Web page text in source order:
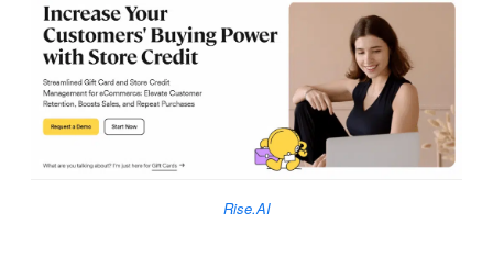
Rise.AI